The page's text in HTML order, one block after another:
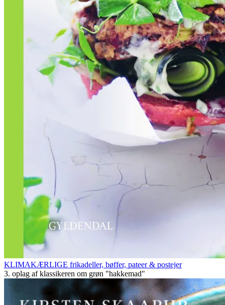
KLIMAKÆRLIGE frikadeller, bøffer, pateer & postejer
3. oplag af klassikeren om grøn "hakkemad"